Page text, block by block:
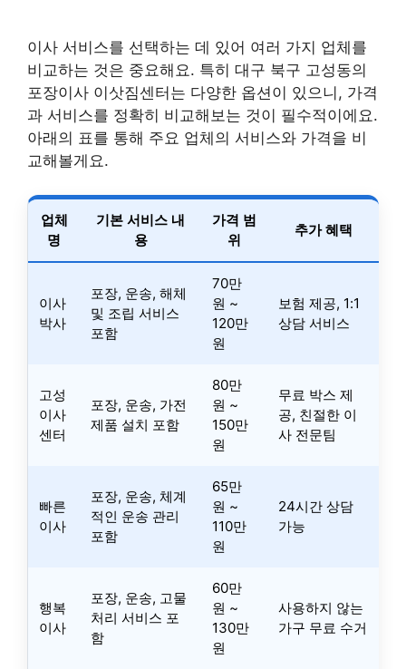
이사 서비스를 선택하는 데 있어 여러 가지 업체를
비교하는 것은 중요해요. 특히 대구 북구 고성동의
포장이사 이삿짐센터는 다양한 옵션이 있으니, 가격
과 서비스를 정확히 비교해보는 것이 필수적이에요.
아래의 표를 통해 주요 업체의 서비스와 가격을 비
교해볼게요.
업체
명
기본 서비스 내
용
가격 범
위
추가 혜택
이사
박사
포장, 운송, 해체
및 조립 서비스
포함
70만
원 ~
120만
원
보험 제공, 1:1
상담 서비스
고성
이사
센터
포장, 운송, 가전
제품 설치 포함
80만
원 ~
150만
원
무료 박스 제
공, 친절한 이
사 전문팀
빠른
이사
포장, 운송, 체계
적인 운송 관리
포함
65만
원 ~
110만
원
24시간 상담
가능
행복
이사
포장, 운송, 고물
처리 서비스 포
함
60만
원 ~
130만
원
사용하지 않는
가구 무료 수거